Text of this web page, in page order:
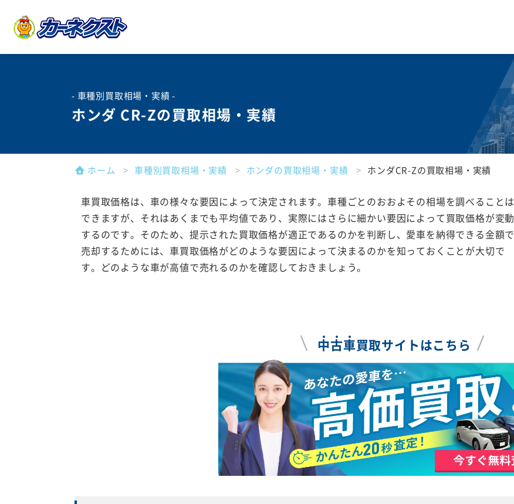
- 車種別買取相場・実績 -
ホンダ CR-Zの買取相場・実績
ホーム 車種別買取相場・実績 ホンダの買取相場・実績 ホンダCR-Zの買取相場・実績
車買取価格は、車の様々な要因によって決定されます。車種ごとのおおよその相場を調べることは
できますが、それはあくまでも平均値であり、実際にはさらに細かい要因によって買取価格が変動
するのです。そのため、提示された買取価格が適正であるのかを判断し、愛車を納得できる金額で
売却するためには、車買取価格がどのような要因によって決まるのかを知っておくことが大切で
す。どのような車が高値で売れるのかを確認しておきましょう。
中古車買取サイトはこちら